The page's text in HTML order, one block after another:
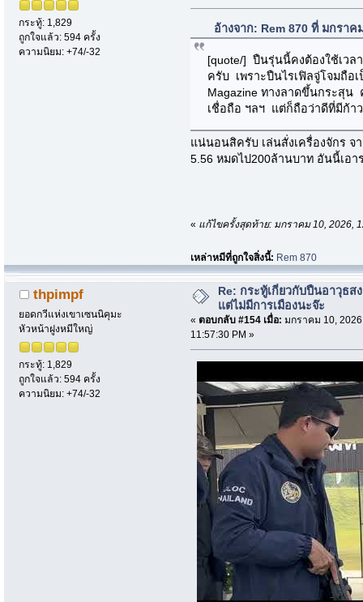
กระทู้: 1,829
ถูกใจแล้ว: 594 ครั้ง
ความนิยม: +74/-32
อ้างจาก: Rem 870 ที่ มกราค
[quote/] ปืนรุ่นนี้คงต้องใช้เวล
ครับ เพราะปืนไรเฟิลจู่โจมถื
Magazine ทางลาดขึ้นกระสุ
เชื่อถือ ฯลฯ แต่ก็ถือว่าดีที่มีก้า
แน่นอนสิครับ เล่นสั่งเครื่องจักร จ
5.56 หมดไป200ล้านบาท อันนี้เอา
« แก้ไขครั้งสุดท้าย: มกราคม 10, 2026,
เหล่าหมีที่ถูกใจสิ่งนี้: Rem 870
thpimpf
ยอดกวีแห่งเขาเซนนิคุมะ
หัวหน้าฝูงหมีใหญ่
กระทู้: 1,829
ถูกใจแล้ว: 594 ครั้ง
ความนิยม: +74/-32
Re: กระทู้เกี่ยวกับปืนอาวุธส
แต่ไม่มีการเมืองนะจ๊ะ
« ตอบกลับ #154 เมื่อ: มกราคม 10,
11:57:30 PM »